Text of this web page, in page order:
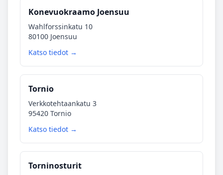
Konevuokraamo Joensuu
Wahlforssinkatu 10
80100 Joensuu
Katso tiedot →
Tornio
Verkkotehtaankatu 3
95420 Tornio
Katso tiedot →
Torninosturit